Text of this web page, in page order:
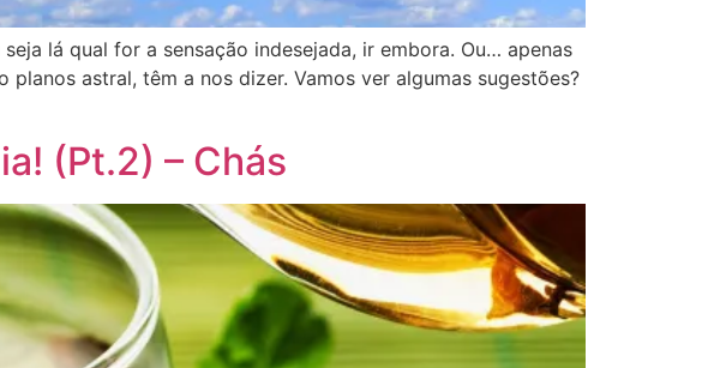
lá qual for a sensação indesejada, ir embora. Ou… apenas
astral, têm a nos dizer. Vamos ver algumas sugestões?
(Pt.2) – Chás